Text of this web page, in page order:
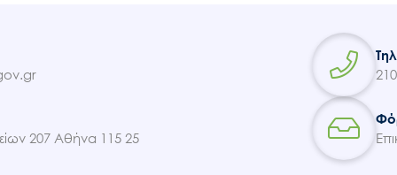
Ακολουθήστε μας
207 Αθήνα 115 25